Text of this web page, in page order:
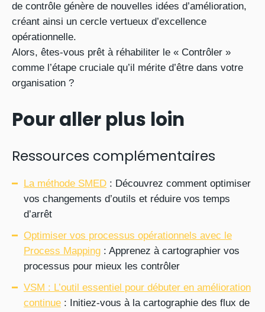
de contrôle génère de nouvelles idées d’amélioration,
créant ainsi un cercle vertueux d’excellence
opérationnelle.
Alors, êtes-vous prêt à réhabiliter le « Contrôler »
comme l’étape cruciale qu’il mérite d’être dans votre
organisation ?
Pour aller plus loin
Ressources complémentaires
La méthode SMED : Découvrez comment optimiser
vos changements d’outils et réduire vos temps
d’arrêt
Optimiser vos processus opérationnels avec le
Process Mapping : Apprenez à cartographier vos
processus pour mieux les contrôler
VSM : L’outil essentiel pour débuter en amélioration
continue : Initiez-vous à la cartographie des flux de